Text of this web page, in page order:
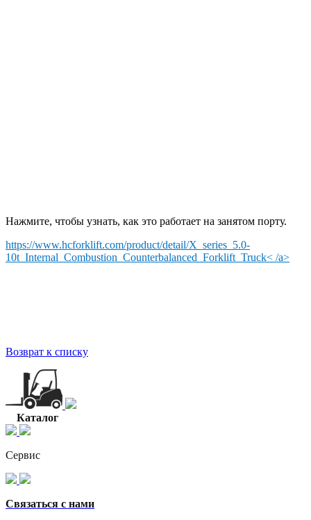
Нажмите, чтобы узнать, как это работает на занятом порту.
https://www.hcforklift.com/product/detail/X_series_5.0-
10t_Internal_Combustion_Counterbalanced_Forklift_Truck< /a>
Возврат к списку
Каталог
Сервис
Связаться с нами